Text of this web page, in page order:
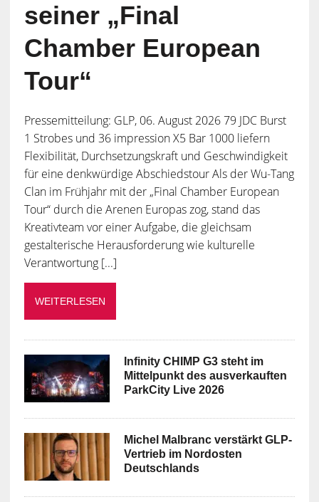
seiner „Final
Chamber European
Tour“
Pressemitteilung: GLP, 06. August 2026 79 JDC Burst
1 Strobes und 36 impression X5 Bar 1000 liefern
Flexibilität, Durchsetzungskraft und Geschwindigkeit
für eine denkwürdige Abschiedstour Als der Wu-Tang
Clan im Frühjahr mit der „Final Chamber European
Tour“ durch die Arenen Europas zog, stand das
Kreativteam vor einer Aufgabe, die gleichsam
gestalterische Herausforderung wie kulturelle
Verantwortung [...]
WEITERLESEN
Infinity CHIMP G3 steht im
Mittelpunkt des ausverkauften
ParkCity Live 2026
Michel Malbranc verstärkt GLP-
Vertrieb im Nordosten
Deutschlands